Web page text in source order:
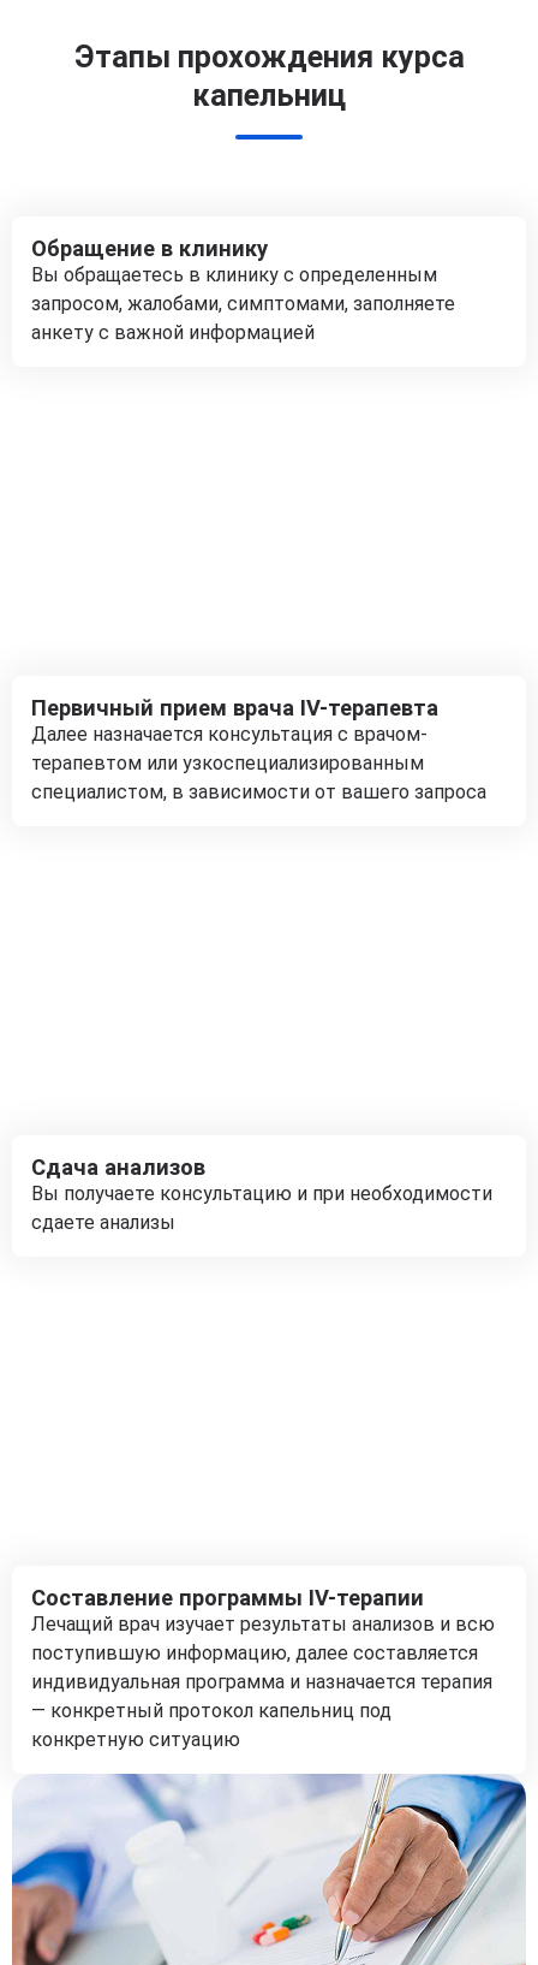
Этапы прохождения курса
капельниц
Обращение в клинику
Вы обращаетесь в клинику с определенным
запросом, жалобами, симптомами, заполняете
анкету с важной информацией
Первичный прием врача IV-терапевта
Далее назначается консультация с врачом-
терапевтом или узкоспециализированным
специалистом, в зависимости от вашего запроса
Сдача анализов
Вы получаете консультацию и при необходимости
сдаете анализы
Составление программы IV-терапии
Лечащий врач изучает результаты анализов и всю
поступившую информацию, далее составляется
индивидуальная программа и назначается терапия
— конкретный протокол капельниц под
конкретную ситуацию